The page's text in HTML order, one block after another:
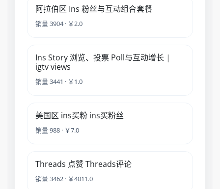
阿拉伯区 Ins 粉丝与互动组合套餐
销量 3904 · ￥2.0
Ins Story 浏览、投票 Poll与互动增长 |
igtv views
销量 3441 · ￥1.0
美国区 ins买粉 ins买粉丝
销量 988 · ￥7.0
Threads 点赞 Threads评论
销量 3462 · ￥4011.0